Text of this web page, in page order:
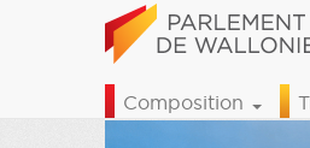
Composition